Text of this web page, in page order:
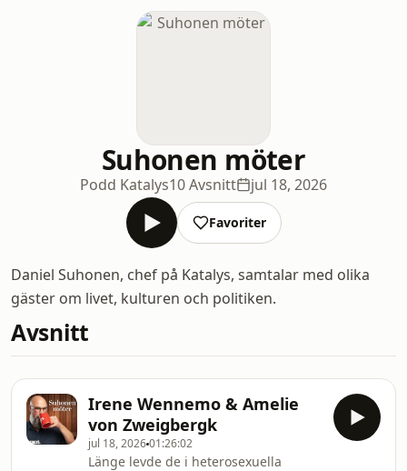
Suhonen möter
Podd Katalys10 Avsnitt jul 18, 2026
Favoriter
Daniel Suhonen, chef på Katalys, samtalar med olika
gäster om livet, kulturen och politiken.
Avsnitt
Irene Wennemo & Amelie
von Zweigbergk
jul 18, 202601:26:02
Länge levde de i heterosexuella